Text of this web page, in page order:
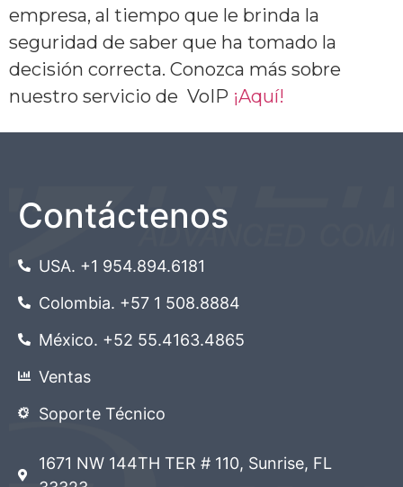
empresa, al tiempo que le brinda la
seguridad de saber que ha tomado la
decisión correcta. Conozca más sobre
nuestro servicio de VoIP ¡Aquí!
Contáctenos
USA. +1 954.894.6181
Colombia. +57 1 508.8884
México. +52 55.4163.4865
Ventas
Soporte Técnico
1671 NW 144TH TER # 110, Sunrise, FL